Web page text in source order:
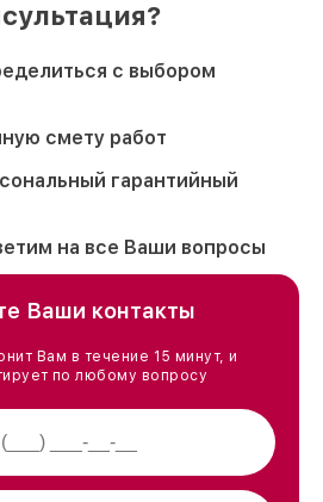
с выбором
смету работ
гарантийный
на все Ваши вопросы
Ваши контакты
Вам в течение 15 минут, и
по любому вопросу